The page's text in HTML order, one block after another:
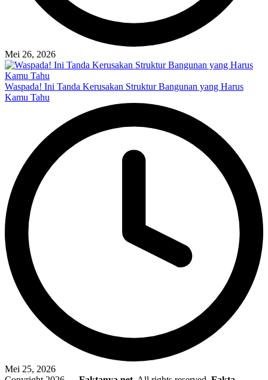
Mei 26, 2026
Waspada! Ini Tanda Kerusakan Struktur Bangunan yang Harus
Kamu Tahu
Mei 25, 2026